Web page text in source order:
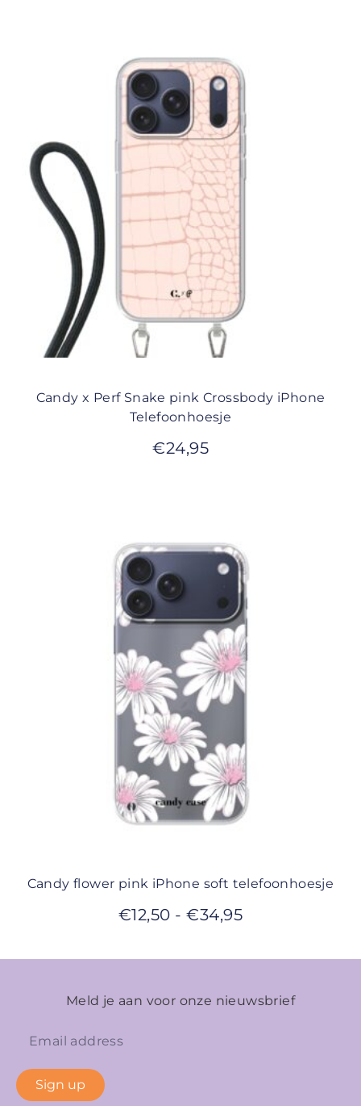
Candy x Perf Snake pink Crossbody iPhone
Telefoonhoesje
€24,95
Candy flower pink iPhone soft telefoonhoesje
€12,50 - €34,95
Meld je aan voor onze nieuwsbrief
Sign up